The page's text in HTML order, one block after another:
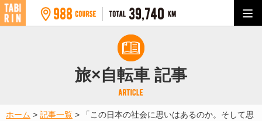
旅×自転車 記事
ホーム > 記事一覧 >
「この日本の社会に思いはあるのか。そして思